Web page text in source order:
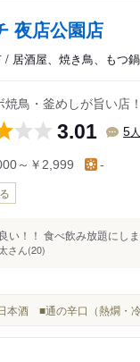
北佐世保
夜店公園店
/ 居酒屋、焼き鳥、もつ鍋
焼鳥・釜めしが旨い
3.01 5人
～￥2,999 -
い！！ 食べ飲み放題にし
さん(20)
酒 ■通の辛口（熱燗・